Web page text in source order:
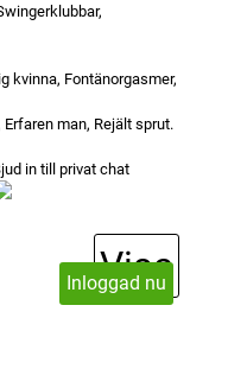
kvinna, Fontänorgasmer,
man, Rejält sprut.
Visa
Inloggad nu